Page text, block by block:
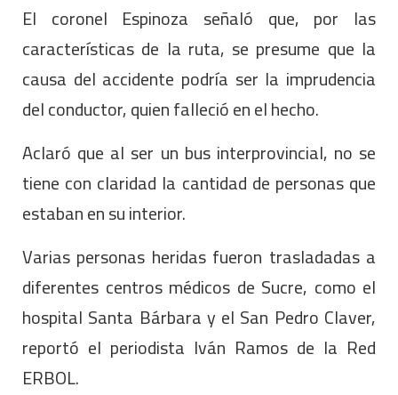
El coronel Espinoza señaló que, por las
características de la ruta, se presume que la
causa del accidente podría ser la imprudencia
del conductor, quien falleció en el hecho.
Aclaró que al ser un bus interprovincial, no se
tiene con claridad la cantidad de personas que
estaban en su interior.
Varias personas heridas fueron trasladadas a
diferentes centros médicos de Sucre, como el
hospital Santa Bárbara y el San Pedro Claver,
reportó el periodista Iván Ramos de la Red
ERBOL.